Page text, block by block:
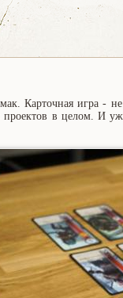
Карточная игра -
в целом. И